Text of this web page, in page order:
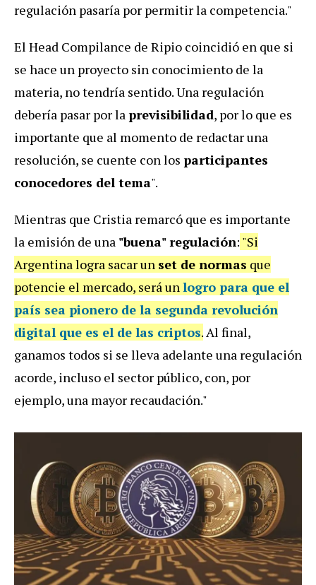
regulación pasaría por permitir la competencia."
El Head Compilance de Ripio coincidió en que si
se hace un proyecto sin conocimiento de la
materia, no tendría sentido. Una regulación
debería pasar por la previsibilidad, por lo que es
importante que al momento de redactar una
resolución, se cuente con los participantes
conocedores del tema".
Mientras que Cristia remarcó que es importante
la emisión de una "buena" regulación: "Si
Argentina logra sacar un set de normas que
potencie el mercado, será un logro para que el
país sea pionero de la segunda revolución
digital que es el de las criptos. Al final,
ganamos todos si se lleva adelante una regulación
acorde, incluso el sector público, con, por
ejemplo, una mayor recaudación."